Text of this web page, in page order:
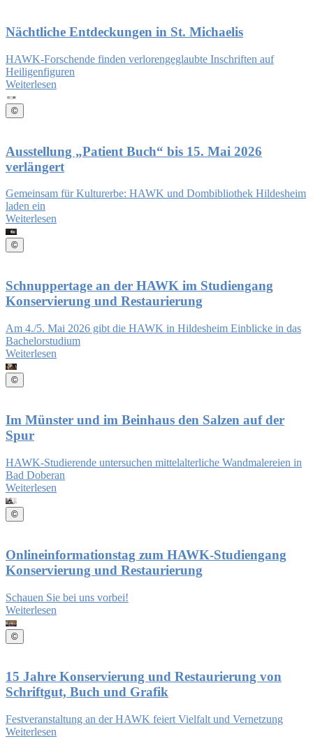
Nächtliche Entdeckungen in St. Michaelis
HAWK-Forschende finden verlorengeglaubte Inschriften auf
Heiligenfiguren
Weiterlesen
©
Ausstellung „Patient Buch“ bis 15. Mai 2026
verlängert
Gemeinsam für Kulturerbe: HAWK und Dombibliothek Hildesheim
laden ein
Weiterlesen
©
Schnuppertage an der HAWK im Studiengang
Konservierung und Restaurierung
Am 4./5. Mai 2026 gibt die HAWK in Hildesheim Einblicke in das
Bachelorstudium
Weiterlesen
©
Im Münster und im Beinhaus den Salzen auf der
Spur
HAWK-Studierende untersuchen mittelalterliche Wandmalereien in
Bad Doberan
Weiterlesen
©
Onlineinformationstag zum HAWK-Studiengang
Konservierung und Restaurierung
Schauen Sie bei uns vorbei!
Weiterlesen
©
15 Jahre Konservierung und Restaurierung von
Schriftgut, Buch und Grafik
Festveranstaltung an der HAWK feiert Vielfalt und Vernetzung
Weiterlesen